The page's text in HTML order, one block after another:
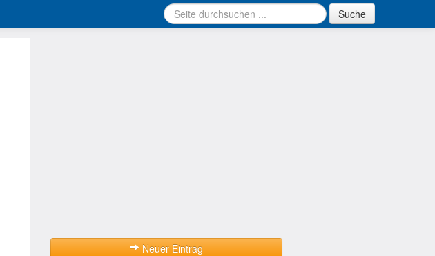
Suche
Neuer Eintrag